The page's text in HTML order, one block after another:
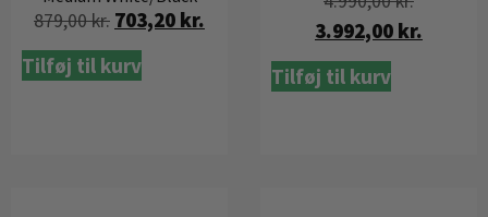
879,00kr. 703,20 kr.
Tilføj til kurv
3.992,00 kr.
Tilføj til kurv